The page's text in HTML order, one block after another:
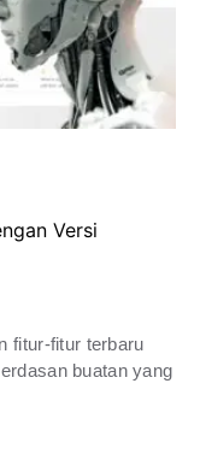
Versi
fitur-fitur terbaru
buatan yang